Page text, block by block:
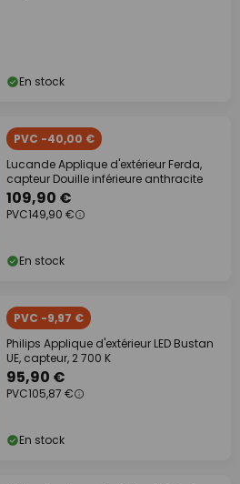
En stock
PVC -40,00 €
Lucande Applique d'extérieur Ferda,
capteur Douille inférieure anthracite
109,90 €
PVC149,90 €
En stock
PVC -9,97 €
Philips Applique d'extérieur LED Bustan
UE, capteur, 2 700 K
95,90 €
PVC105,87 €
En stock